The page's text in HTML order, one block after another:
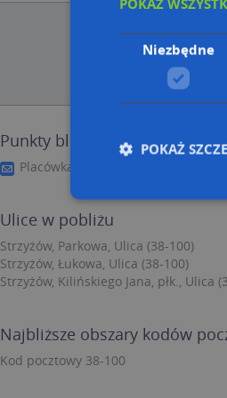
Punkty blisko Parkowa 8
Placówka Pocztowa, Parkowa 7, 38-
Ulice w pobliżu
Strzyżów, Parkowa, Ulica (38-100)
Strzyżów, Łukowa, Ulica (38-100)
Strzyżów, Kilińskiego Jana, płk., Ulica
Najbliższe obszary kodów
Kod pocztowy 38-100
Niezbędne
POKAŻ
Niezbędne pliki
zarządzanie